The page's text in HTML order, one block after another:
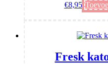
€8,95
Fresk